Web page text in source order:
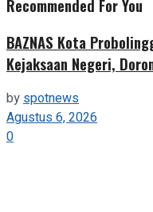
Recommended For You
BAZNAS Kota
Kejaksaan Negeri,
byspotnews
Agustus 6, 2026
0